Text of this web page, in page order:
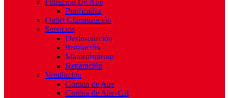
Filtración De Aire
Purificador
Outlet Climatización
Servicios
Desinstalación
Instalación
Mantenimiento
Reparación
Ventilación
Cortina de Aire
Cortina de Aire-Cal